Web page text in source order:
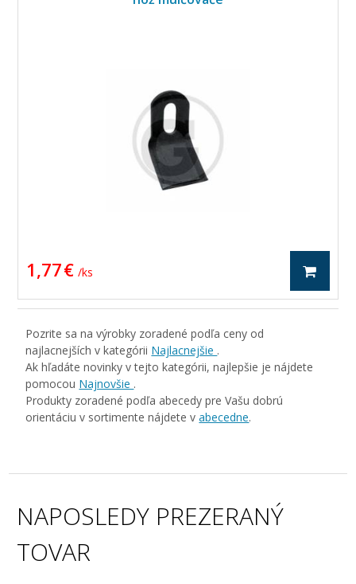
1,77 € / ks
Pozrite sa na výrobky zoradené podľa ceny od
najlacnejších v kategórii Najlacnejšie .
Ak hľadáte novinky v tejto kategórii, najlepšie je nájdete
pomocou Najnovšie .
Produkty zoradené podľa abecedy pre Vašu dobrú
orientáciu v sortimente nájdete vabecedne.
NAPOSLEDY PREZERANÝ
TOVAR